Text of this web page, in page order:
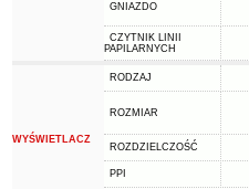
GNIAZDO
CZYTNIK LINII
PAPILARNYCH
WYŚWIETLACZ
RODZAJ
ROZMIAR
ROZDZIELCZOŚĆ
PPI